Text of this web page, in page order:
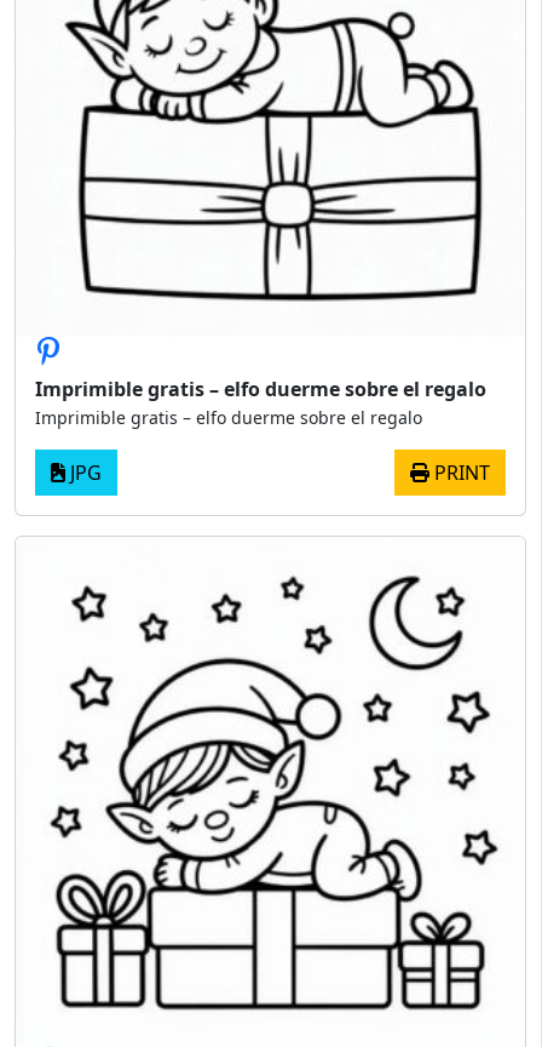
Imprimible gratis – elfo duerme sobre el regalo
Imprimible gratis – elfo duerme sobre el regalo
JPG PRINT